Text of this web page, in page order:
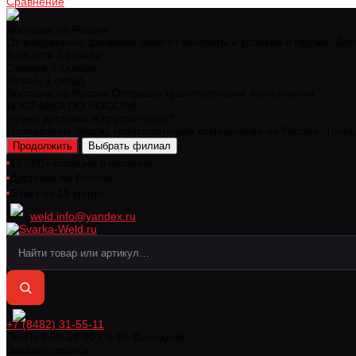
Продолжить Выбрать филиал
weld.info@yandex.ru
+7 (8482) 31-55-11